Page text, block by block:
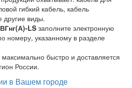
гибкий кабель, кабель
другие виды.
LS заполните электронную
номеру, указанному в разделе
быстро и доставляется
России.